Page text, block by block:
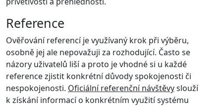
Reference
Ověřování referencí je využívaný krok při výběru,
osobně jej ale nepovažuji za rozhodující. Často se
názory uživatelů liší a proto je vhodné si u každé
reference zjistit konkrétní důvody spokojenosti či
nespokojenosti. Oficiální referenční návštěvyslouží
k získání informací o konkrétním využití systému